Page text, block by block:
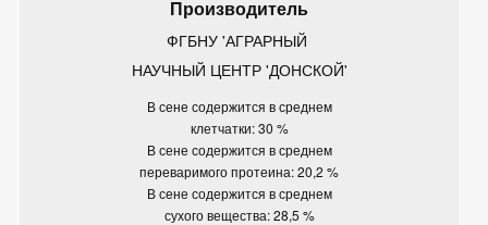
ФГБНУ 'АГРАРНЫЙ
НАУЧНЫЙ ЦЕНТР 'ДОНСКОЙ'
В сене содержится в среднем
клетчатки: 30 %
В сене содержится в среднем
переваримого протеина: 20,2 %
В сене содержится в среднем
сухого вещества: 28,5 %